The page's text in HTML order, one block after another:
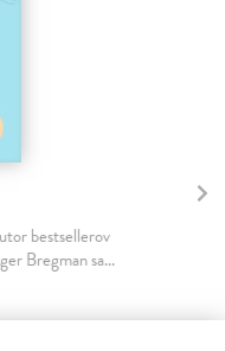
bestsellerov
Bregman sa...